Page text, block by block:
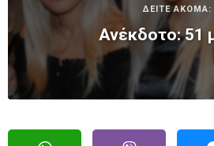
ΔΕΙΤΕ ΑΚΟΜΑ:
Ανέκδοτο: 51